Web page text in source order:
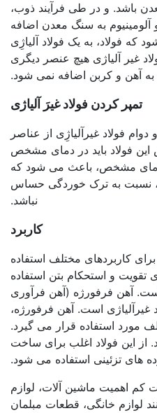
باشد. و در طی فرآیند ذوب،
به سنگ معدن اضافه
فولاد، به یک فولاد آلیاژِی
غیر آلیاژی هیچ عنصر دیگری
آهن و کربن اضافه نمی شود.
تمپر کردن فولاد غیرَ آلیاژی
فولاد غیرآلیاژِی از عناصر
این فولاد باید در دمای مشخص
مشخص، باعث می شود که
نسبت به ترک خوردگی حساس
نباشد.
کاربرد
کاربردهای مختلف استفاده
تقویت و استحکام بتن استفاده
آهن فرفورژه (آهن فرآوری
غیرآلیاژی است. آهن فرفورژه،
مورد استفاده قرار می گیرد.
از این فولاد اغلب برای ساخت
های تزئینی استفاده می شود.
کم اهمیت ماشین آلات، لوازم
لوازم خانگی، قطعات مبلمان